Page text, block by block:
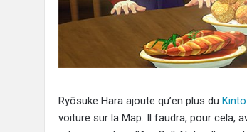
Ryōsuke Hara ajoute qu’en plus du
voiture sur la Map. Il faudra, pour cela,